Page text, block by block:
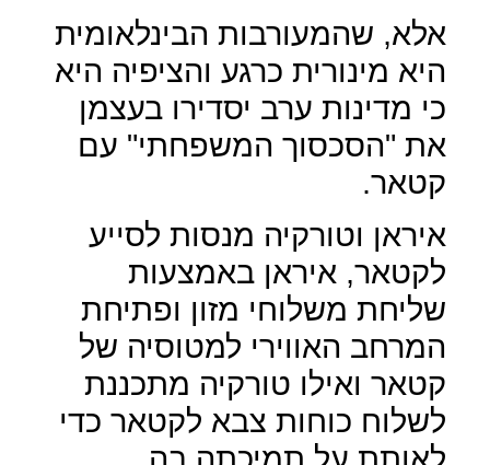
אלא, שהמעורבות הבינלאומית
היא מינורית כרגע והציפיה היא
כי מדינות ערב יסדירו בעצמן
את "הסכסוך המשפחתי" עם
קטאר.
איראן וטורקיה מנסות לסייע
לקטאר, איראן באמצעות
שליחת משלוחי מזון ופתיחת
המרחב האווירי למטוסיה של
קטאר ואילו טורקיה מתכננת
לשלוח כוחות צבא לקטאר כדי